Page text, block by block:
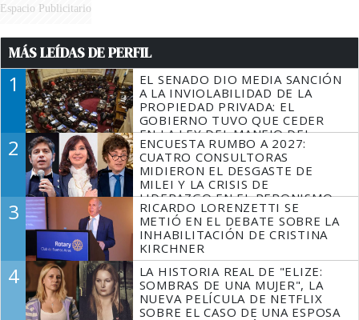
Espacio Publicitario
MÁS LEÍDAS DE PERFIL
1
EL SENADO DIO MEDIA SANCIÓN
A LA INVIOLABILIDAD DE LA
PROPIEDAD PRIVADA: EL
GOBIERNO TUVO QUE CEDER
EN LA LEY DEL MANEJO DEL
FUEGO
2
ENCUESTA RUMBO A 2027:
CUATRO CONSULTORAS
MIDIERON EL DESGASTE DE
MILEI Y LA CRISIS DE
LIDERAZGO EN EL PERONISMO
3
RICARDO LORENZETTI SE
METIÓ EN EL DEBATE SOBRE LA
INHABILITACIÓN DE CRISTINA
KIRCHNER
4
LA HISTORIA REAL DE "ELIZE:
SOMBRAS DE UNA MUJER", LA
NUEVA PELÍCULA DE NETFLIX
SOBRE EL CASO DE UNA ESPOSA